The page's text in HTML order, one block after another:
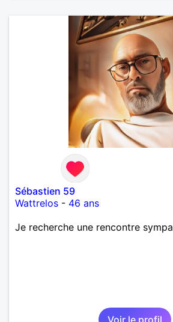
Sébastien 59
Wattrelos - 46 ans
Je recherche une rencontre sympa
Voir le profil